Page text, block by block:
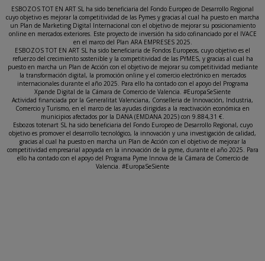
ESBOZOS TOT EN ART SL ha sido beneficiaria del Fondo Europeo de Desarrollo Regional
cuyo objetivo es mejorar la competitividad de las Pymes y gracias al cual ha puesto en marcha
un Plan de Marketing Digital Internacional con el objetivo de mejorar su posicionamiento
online en mercados exteriores. Este proyecto de inversión ha sido cofinanciado por el IVACE
en el marco del Plan ARA EMPRESES 2025.
ESBOZOS TOT EN ART SL ha sido beneficiaria de Fondos Europeos, cuyo objetivo es el
refuerzo del crecimiento sostenible y la competitividad de las PYMES, y gracias al cual ha
puesto en marcha un Plan de Acción con el objetivo de mejorar su competitividad mediante
la transformación digital, la promoción online y el comercio electrónico en mercados
internacionales durante el año 2025. Para ello ha contado con el apoyo del Programa
Xpande Digital de la Cámara de Comercio de Valencia. #EuropaSeSiente
Actividad financiada por la Generalitat Valenciana, Conselleria de Innovación, Industria,
Comercio y Turismo, en el marco de las ayudas dirigidas a la reactivación económica en
municipios afectados por la DANA (EMDANA 2025) con 9.884,31 €.
Esbozos totenart SL ha sido beneficiaria del Fondo Europeo de Desarrollo Regional, cuyo
objetivo es promover el desarrollo tecnológico, la innovación y una investigación de calidad,
gracias al cual ha puesto en marcha un Plan de Acción con el objetivo de mejorar la
competitividad empresarial apoyada en la innovación de la pyme, durante el año 2025. Para
ello ha contado con el apoyo del Programa Pyme Innova de la Cámara de Comercio de
Valencia. #EuropaSeSiente